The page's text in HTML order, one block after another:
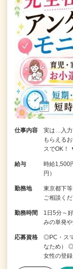
仕事内容
実は…入力
もらえる
スでOK！
給与
時給1,500
円）
勤務地
東京都下
ご相談くだ
勤務時間
1日5分～
みの単発
応募資格
◎PC・ス
なため）
女性の登